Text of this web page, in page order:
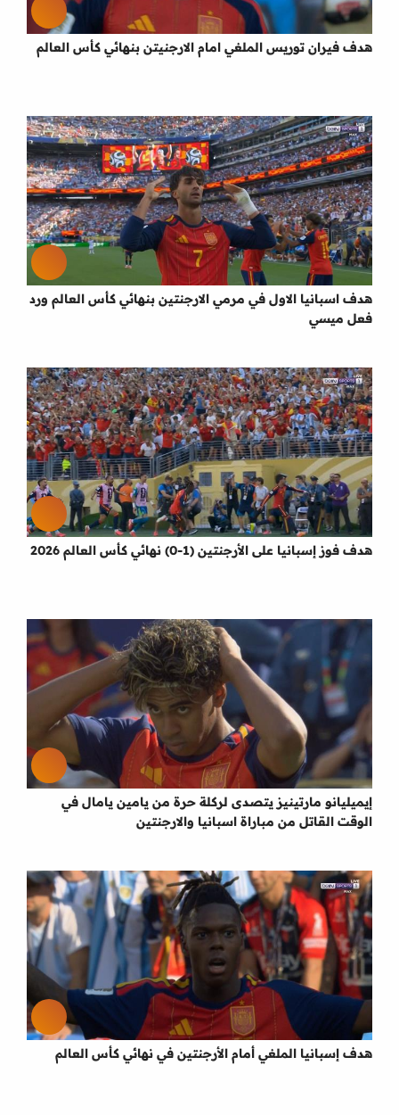
هدف فيران توريس الملغي امام الارجنيتن بنهائي كأس العالم
هدف اسبانيا الاول في مرمي الارجنتين بنهائي كأس العالم ورد
فعل ميسي
هدف فوز إسبانيا على الأرجنتين (1-0) نهائي كأس العالم 2026
إيميليانو مارتينيز يتصدى لركلة حرة من يامين يامال في
الوقت القاتل من مباراة اسبانيا والارجنتين
هدف إسبانيا الملغي أمام الأرجنتين في نهائي كأس العالم